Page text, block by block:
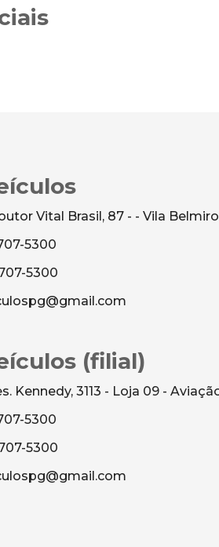
Vital Brasil, 87 - - Vila
5300
5300
(filial)
Kennedy, 3113 - Loja 09 -
5300
5300